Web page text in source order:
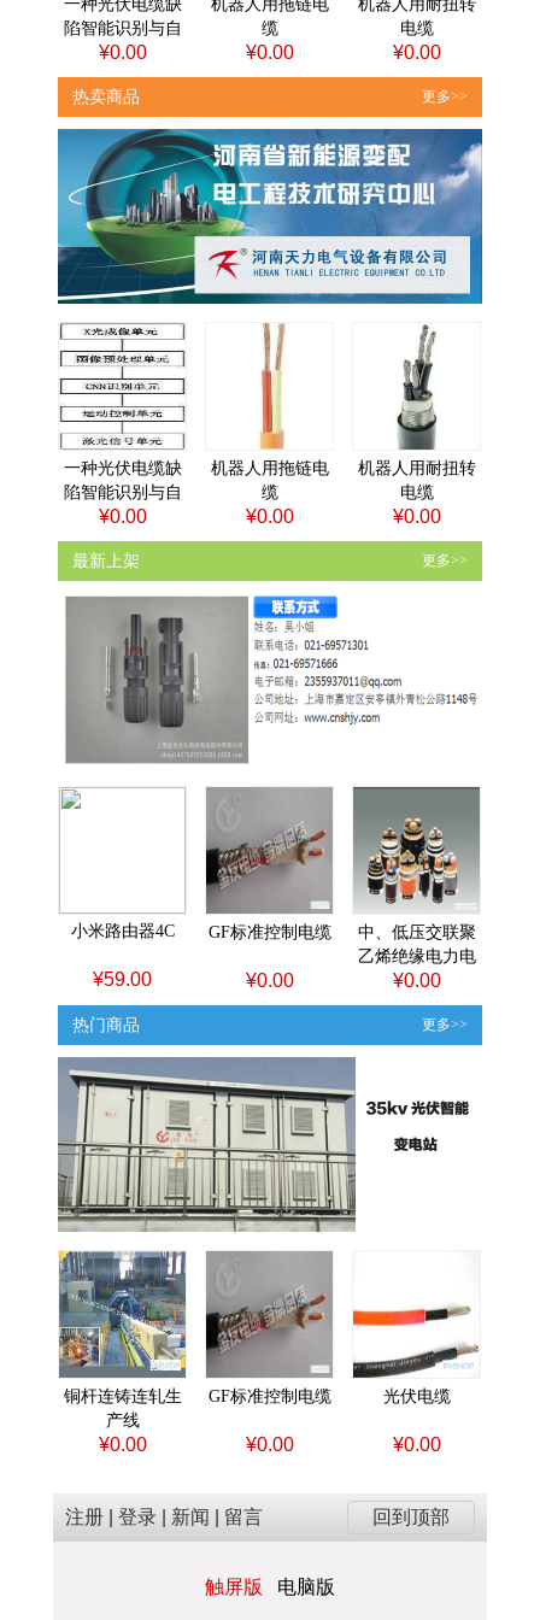
一种光伏电缆缺
陷智能识别与自
动标记系统
¥0.00
机器人用拖链电
缆
¥0.00
机器人用耐扭转
电缆
¥0.00
热卖商品 更多>>
一种光伏电缆缺
陷智能识别与自
动标记系统
¥0.00
机器人用拖链电
缆
¥0.00
机器人用耐扭转
电缆
¥0.00
最新上架 更多>>
小米路由器4C
¥59.00
GF标准控制电缆
¥0.00
中、低压交联聚
乙烯绝缘电力电
缆
¥0.00
热门商品 更多>>
铜杆连铸连轧生
产线
¥0.00
GF标准控制电缆
¥0.00
光伏电缆
¥0.00
注册 登录 新闻 留言 回到顶部
触屏版 电脑版